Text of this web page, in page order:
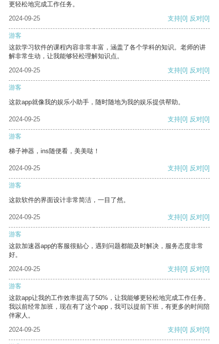
更轻松地完成工作任务。
2024-09-25
支持[0] 反对[0]
游客
这款学习软件的课程内容非常丰富，涵盖了各个学科的知识。老师的讲
解非常生动，让我能够轻松理解知识点。
2024-09-25
支持[0] 反对[0]
游客
这款app就像我的娱乐小助手，随时随地为我的娱乐提供帮助。
2024-09-25 支持[0] 反对[0]
游客
梯子神器，ins随便看，美美哒！
2024-09-25 支持[0] 反对[0]
游客
这款软件的界面设计非常简洁，一目了然。
2024-09-25 支持[0] 反对[0]
游客
这款加速器app的客服很贴心，遇到问题都能及时解决，服务态度非常
好。
2024-09-25
支持[0] 反对[0]
游客
这款app让我的工作效率提高了50%，让我能够更轻松地完成工作任务。
我以前经常加班，现在有了这个app，我可以提前下班，有更多的时间陪
伴家人。
2024-09-25
支持[0] 反对[0]